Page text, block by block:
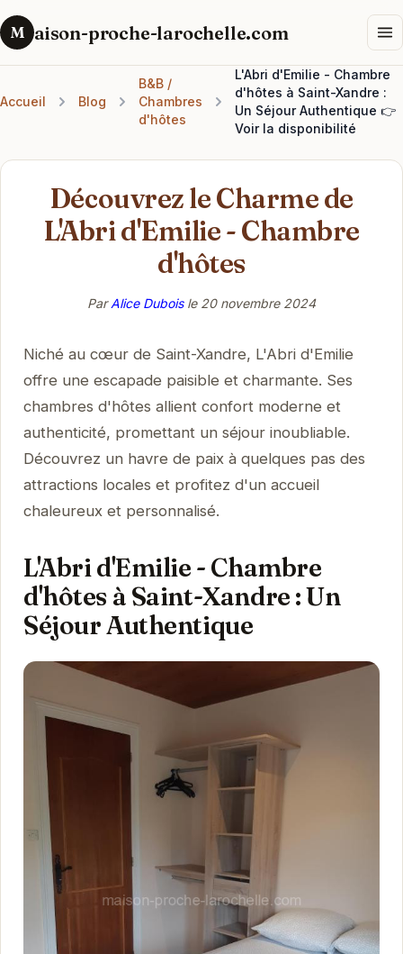
M aison-proche-larochelle.com
Accueil Blog
B&B /
Chambres
d'hôtes
L'Abri d'Emilie - Chambre
d'hôtes à Saint-Xandre :
Un Séjour Authentique 👉
Voir la disponibilité
Découvrez le Charme de
L'Abri d'Emilie - Chambre
d'hôtes
ParAlice Duboisle 20 novembre 2024
Niché au cœur de Saint-Xandre, L'Abri d'Emilie
offre une escapade paisible et charmante. Ses
chambres d'hôtes allient confort moderne et
authenticité, promettant un séjour inoubliable.
Découvrez un havre de paix à quelques pas des
attractions locales et profitez d'un accueil
chaleureux et personnalisé.
L'Abri d'Emilie - Chambre
d'hôtes à Saint-Xandre : Un
Séjour Authentique